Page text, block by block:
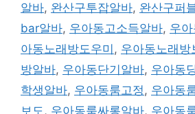
알바, 완산구투잡알바, 완산구퍼
bar알바, 우아동고소득알바, 우
아동노래방도우미 , 우아동노래방
방알바, 우아동단기알바, 우아동
학생알바, 우아동룸고정, 우아동
보도 , 우아동룸싸롱알바, 우아동